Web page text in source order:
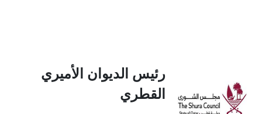
رئيس الديوان الأميري
القطري